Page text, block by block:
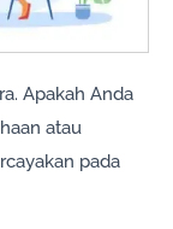
Apakah Anda
atau
pada